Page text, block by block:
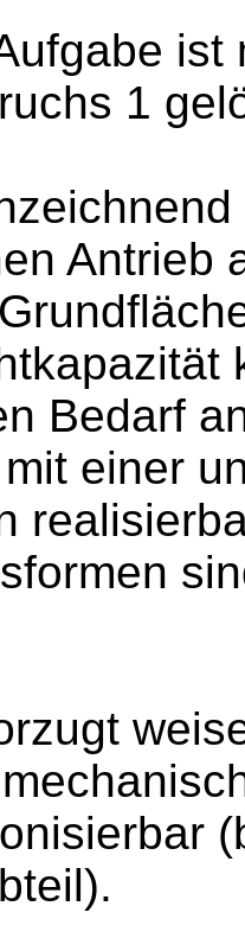
ist
1
Antrieb
Bedarf
einer